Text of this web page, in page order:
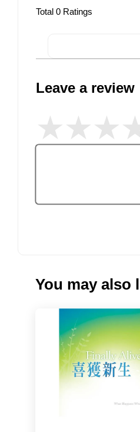
Total 0 Ratings
Leave a review
You may also